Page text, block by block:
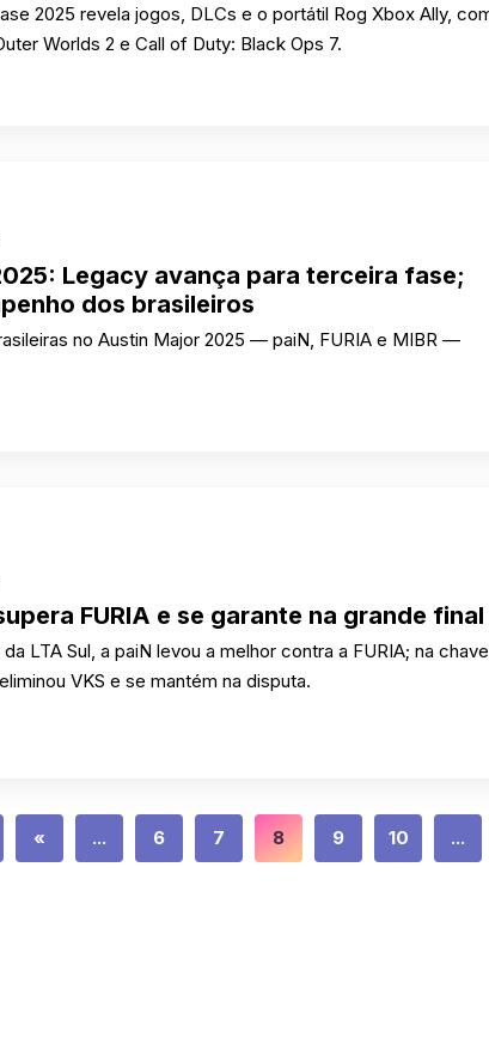
2025 revela jogos, DLCs e o portátil Rog Xbox Ally,
Worlds 2 e Call of Duty: Black Ops 7.
Legacy avança para terceira fase;
dos brasileiros
no Austin Major 2025 — paiN, FURIA e MIBR —
FURIA e se garante na grande final
LTA Sul, a paiN levou a melhor contra a FURIA; na chave
VKS e se mantém na disputa.
« ... 6 7 8 9 10 ...